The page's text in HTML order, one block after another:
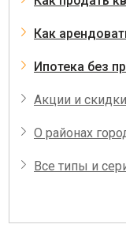
Как
Ипотека без
Акции и скидки
О районах
Все типы и